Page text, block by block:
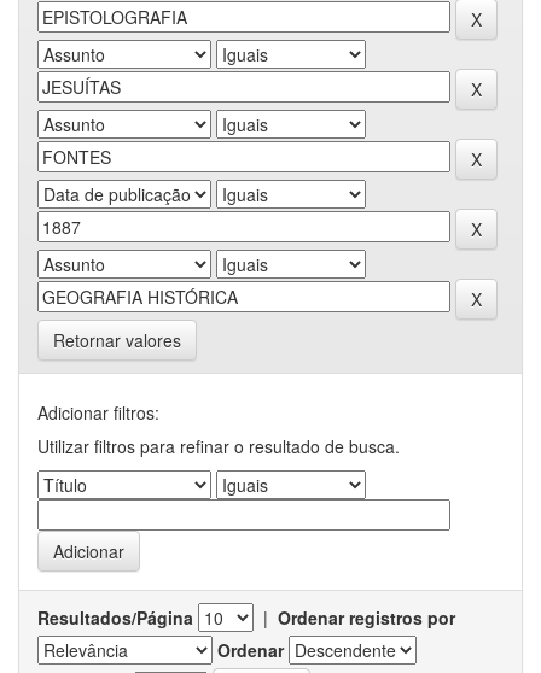
Retornar valores
Adicionar filtros:
Utilizar filtros para refinar o resultado de busca.
Resultados/Página | Ordenar registros por
Ordenar